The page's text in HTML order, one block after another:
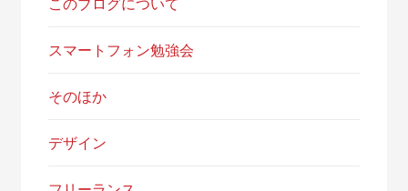
スマートフォン勉強会
そのほか
デザイン